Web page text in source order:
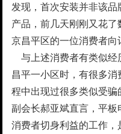
发现，首次安装并非该
产品，前几天刚刚又花
京昌平区的一位消费者向
与上述消费者有类似经
昌平一小区时，有很多
程中出现过很多类似受
副会长郝亚斌直言，平板
消费者切身利益的工作